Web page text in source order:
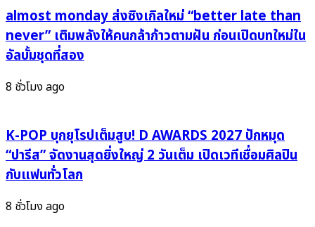
กอ
กี้”
7
เพลง
อารมณ์
ตัว
ตน
ผ่าน
เสียง
เพลง
แบบ
x
Tero
ยก
ทัพ
ศิลปิน
เสิร์ฟ
ความ
เดือด
ใน
“คอนเสิร์ต
almost monday ส่งซิงเกิลใหม่ “better late than
never” เติมพลังให้คนกล้าก้าวตามฝัน ก่อนเปิดบทใหม่ใน
อัลบั้มชุดที่สอง
8 ชั่วโมง ago
K-POP บุกยุโรปเต็มสูบ! D AWARDS 2027 ปักหมุด
“ปารีส” จัดงานสุดยิ่งใหญ่ 2 วันเต็ม เปิดเวทีเชื่อมศิลปิน
กับแฟนทั่วโลก
8 ชั่วโมง ago